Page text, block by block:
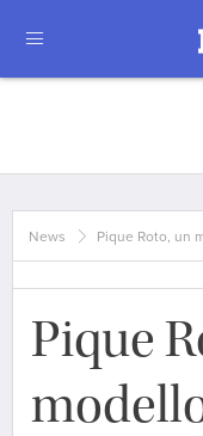
News Pique Roto, un
Pique